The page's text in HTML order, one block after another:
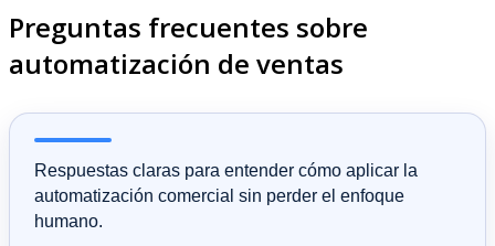
Preguntas frecuentes sobre
automatización de ventas
Respuestas claras para entender cómo aplicar la
automatización comercial sin perder el enfoque
humano.